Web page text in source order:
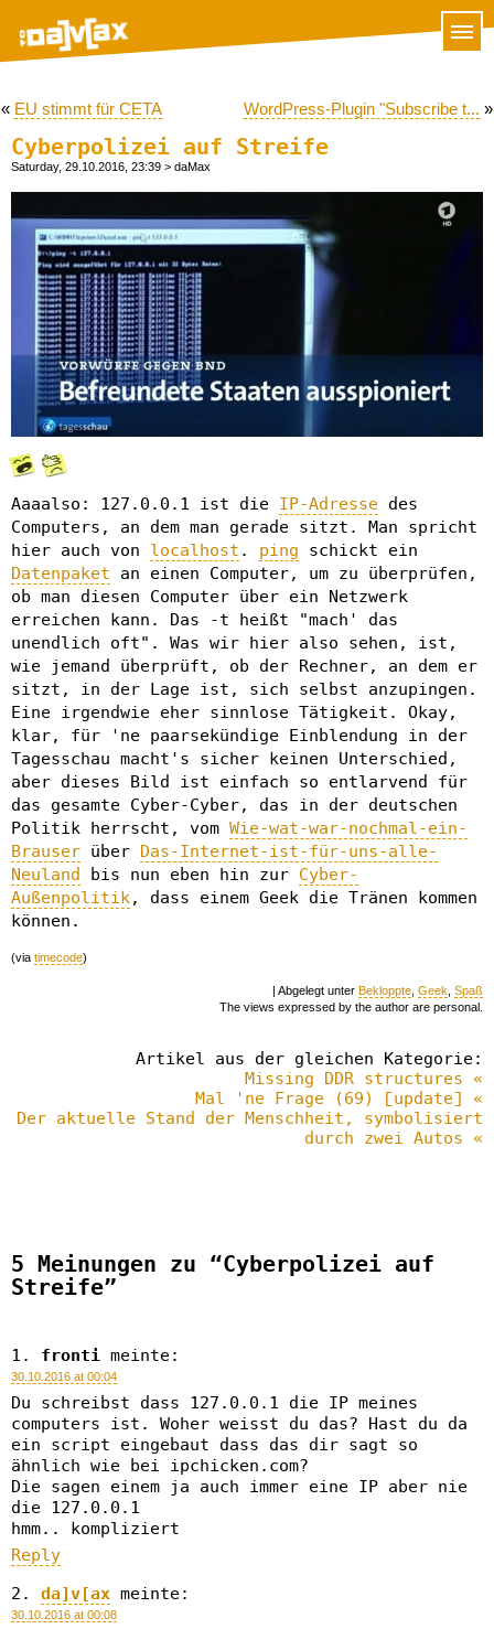
« EU stimmt für CETA WordPress-Plugin "Subscribe t... »
Cyberpolizei auf Streife
Saturday, 29.10.2016, 23:39 > daMax
Aaaalso: 127.0.0.1 ist die IP-Adresse des
Computers, an dem man gerade sitzt. Man spricht
hier auch von localhost . ping schickt ein
Datenpaket an einen Computer, um zu überprüfen,
ob man diesen Computer über ein Netzwerk
erreichen kann. Das -t heißt "mach' das
unendlich oft". Was wir hier also sehen, ist,
wie jemand überprüft, ob der Rechner, an dem er
sitzt, in der Lage ist, sich selbst anzupingen.
Eine irgendwie eher sinnlose Tätigkeit. Okay,
klar, für 'ne paarsekündige Einblendung in der
Tagesschau macht's sicher keinen Unterschied,
aber dieses Bild ist einfach so entlarvend für
das gesamte Cyber-Cyber, das in der deutschen
Politik herrscht, vom Wie-wat-war-nochmal-ein-
Brauser über Das-Internet-ist-für-uns-alle-
Neuland
bis nun eben hin zur Cyber-
Außenpolitik, dass einem Geek die Tränen kommen
können.
(via timecode)
| Abgelegt unter Bekloppte Geek Spaß
The views expressed by the author are personal.
Artikel aus der gleichen Kategorie:
Missing DDR structures «
Mal 'ne Frage (69) [update] «
Der aktuelle Stand der Menschheit, symbolisiert
durch zwei Autos «
5 Meinungen zu “Cyberpolizei auf
Streife”
fronti meinte:
30.10.2016 at 00:04
Du schreibst dass 127.0.0.1 die IP meines
computers ist. Woher weisst du das? Hast du da
ein script eingebaut dass das dir sagt so
ähnlich wie bei ipchicken.com?
Die sagen einem ja auch immer eine IP aber nie
die 127.0.0.1
hmm.. kompliziert
Reply
da]v[ax meinte:
30.10.2016 at 00:08